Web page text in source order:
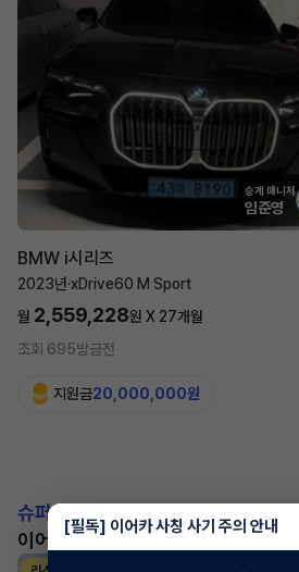
승계 매니저
임준영
BMW i시리즈
2023년·xDrive60 M Sport
월 2,559,228원 X 27개월
조회 695방금전
지원금20,000,000원
슈퍼카!
이어카에서 좋은 조건으로 만나보세요
[필독] 이어카 사칭 사기 주의 안내